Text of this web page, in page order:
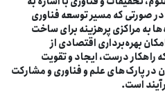
که مسیر توسعه فناوری
مراکزی پرهزینه برای ساخت
بهره‌برداری اقتصادی از
درست، ایجاد و تقویت
پارک‌های علم و فناوری و مشارکت
است.